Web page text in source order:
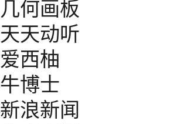
几何画板
天天动听
爱西柚
牛博士
新浪新闻